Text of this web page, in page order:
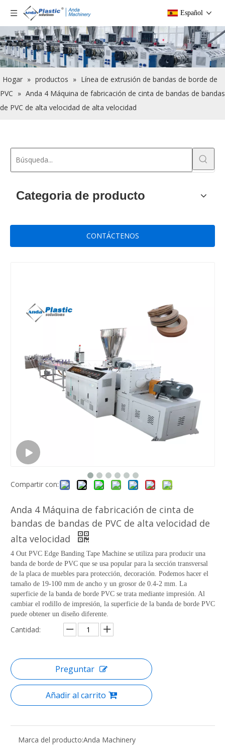
Español
Hogar » productos » Línea de extrusión de bandas de borde de
PVC » Anda 4 Máquina de fabricación de cinta de bandas de bandas
de PVC de alta velocidad de alta velocidad
Categoria de producto
CONTÁCTENOS
Compartir con:
Anda 4 Máquina de fabricación de cinta de
bandas de bandas de PVC de alta velocidad de
alta velocidad
4 Out PVC Edge Banding Tape Machine se utiliza para producir una
banda de borde de PVC que se usa popular para la sección transversal
de la placa de muebles para protección, decoración. Podemos hacer el
tamaño de 19-100 mm de ancho y un grosor de 0.4-2 mm. La
superficie de la banda de borde PVC se trata mediante impresión. Al
cambiar el rodillo de impresión, la superficie de la banda de borde PVC
puede obtener un diseño diferente.
Cantidad:
Preguntar
Añadir al carrito
Marca del producto:Anda Machinery